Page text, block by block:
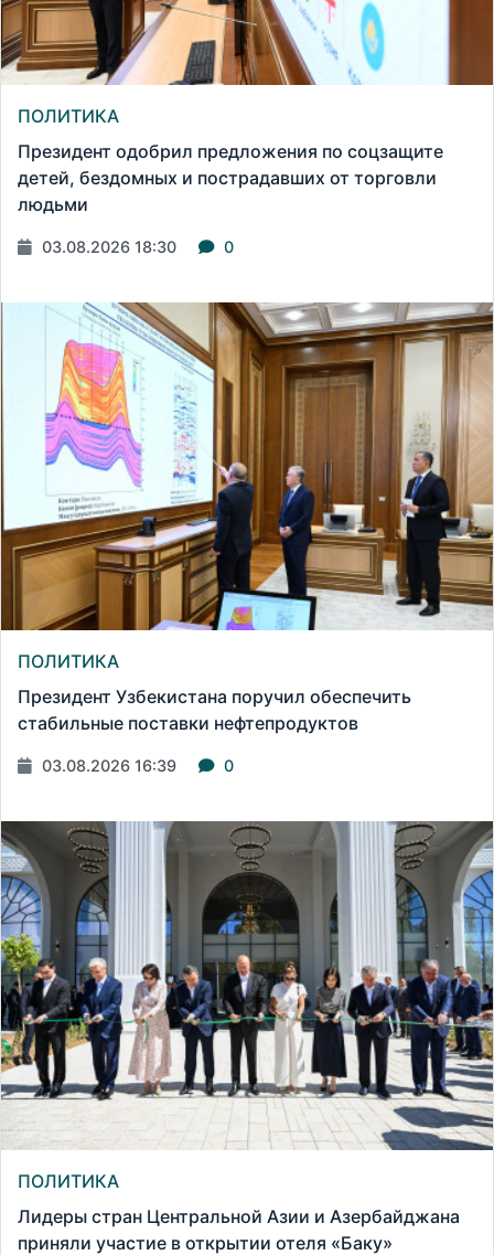
ПОЛИТИКА
Президент одобрил предложения по соцзащите
детей, бездомных и пострадавших от торговли
людьми
03.08.2026 18:30 0
ПОЛИТИКА
Президент Узбекистана поручил обеспечить
стабильные поставки нефтепродуктов
03.08.2026 16:39 0
ПОЛИТИКА
Лидеры стран Центральной Азии и Азербайджана
приняли участие в открытии отеля «Баку»